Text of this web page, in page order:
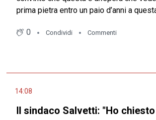
prima pietra entro un paio d’anni a
0 Condividi Commenti
14:08
Il sindaco Salvetti: "Ho